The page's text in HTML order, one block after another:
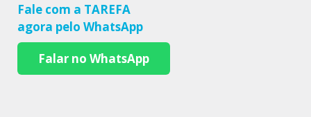
Fale com a TAREFA
agora pelo WhatsApp
Falar no WhatsApp